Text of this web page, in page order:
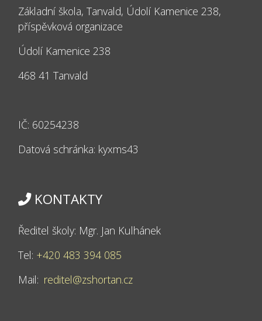
Základní škola, Tanvald, Údolí Kamenice 238,
příspěvková organizace
Údolí Kamenice 238
468 41 Tanvald
IČ: 60254238
Datová schránka: kyxms43
KONTAKTY
Ředitel školy: Mgr. Jan Kulhánek
Tel: +420 483 394 085
Mail: reditel@zshortan.cz